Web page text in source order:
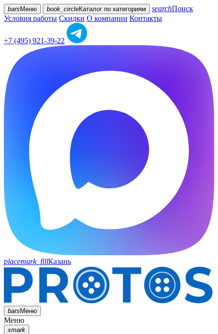
bars Меню book_circleКаталог по категориям searchПоиск
Условия работы Скидки О компании Контакты
+7 (495) 921-39-22
placemark_fillКазань
barsМеню
Меню
xmark